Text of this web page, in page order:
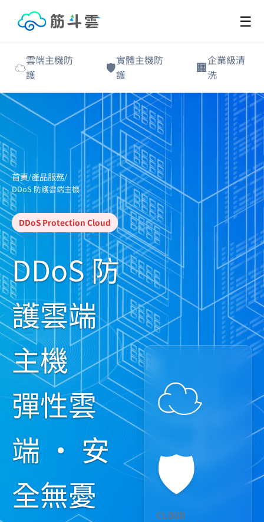
☰
☁️雲端主機防
護
🛡️實體主機防
護
🏢企業級清
洗
首頁/產品服務/
DDoS 防護雲端主機
DDoS Protection Cloud
DDoS 防
護雲端
主機
彈性雲
端 · 安
全無憂
☁️
🛡️
CLOUD